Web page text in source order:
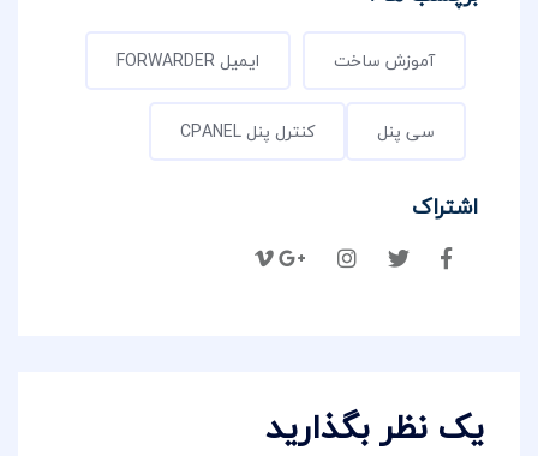
آموزش ساخت ایمیل FORWARDER
سی پنل کنترل پنل CPANEL
اشتراک
یک نظر بگذارید